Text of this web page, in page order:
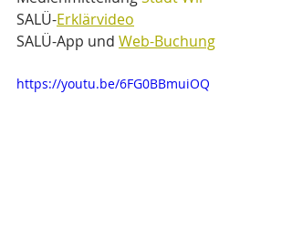
SALÜ-Erklärvideo
SALÜ-App und Web-Buchung
https://youtu.be/6FG0BBmuiOQ